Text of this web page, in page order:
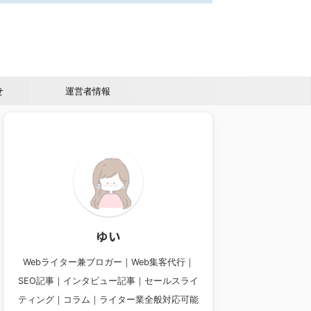
運営者情報
ゆい
Webライター兼ブロガー｜Web集客代行｜
SEO記事｜インタビュー記事｜セールスライ
ティング｜コラム｜ライター業全般対応可能